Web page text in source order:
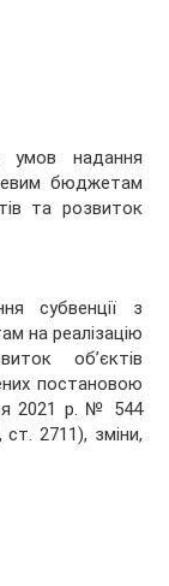
надання
бюджетам
та розвиток
субвенції з
на реалізацію
об’єктів
постановою
2021 р. № 544
2711), зміни,